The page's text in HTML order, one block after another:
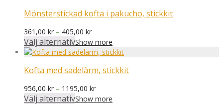
Mönsterstickad kofta i pakucho, stickkit
361,00 kr – 405,00 krPrisintervall:
361,00 kr
till
Välj alternativShow more
Kofta med sadelärm, stickkit
956,00 kr – 1195,00 krPrisintervall:
956,00 kr
Välj alternativShow more